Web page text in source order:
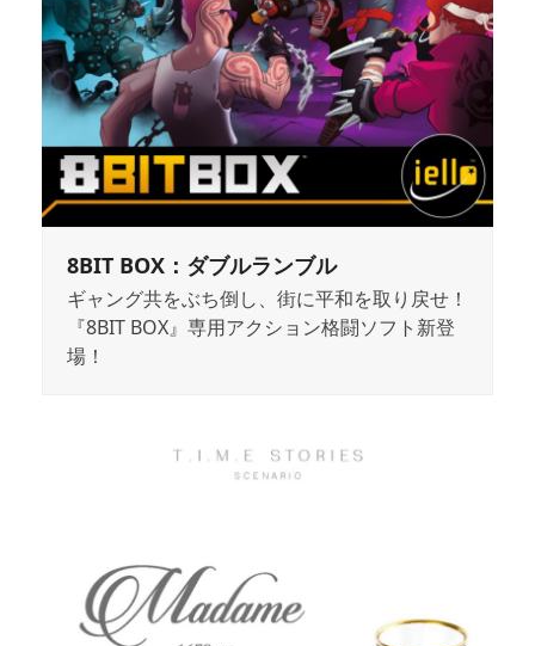
8BIT BOX：ダブルランブル
ギャング共をぶち倒し、街に平和を取り戻せ！
『8BIT BOX』専用アクション格闘ソフト新登
場！